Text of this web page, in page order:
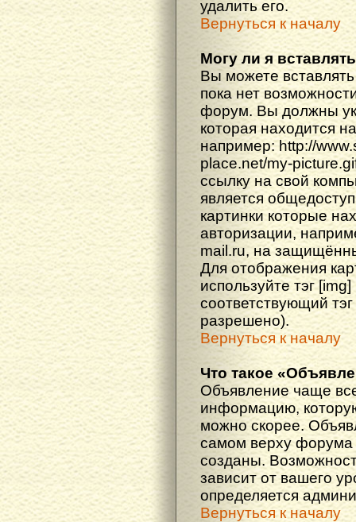
удалить его.
Вернуться к началу
Могу ли я
Вы можете
пока нет
форум. Вы должны
которая находится
например: http://
place.net/my-
ссылку на свой
является
картинки которые
авторизации,
mail.ru, на
Для отображения
используйте тэг
соответствующий
разрешено).
Вернуться к началу
Что такое
Объявление чаще
информацию,
можно скорее.
самом верху форума
созданы.
зависит от вашего
определяется
Вернуться к началу